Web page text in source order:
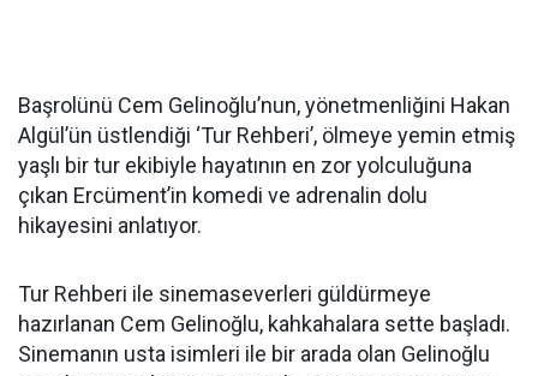
Başrolünü Cem Gelinoğlu’nun, yönetmenliğini Hakan
Algül’ün üstlendiği ‘Tur Rehberi’, ölmeye yemin etmiş
yaşlı bir tur ekibiyle hayatının en zor yolculuğuna
çıkan Ercüment’in komedi ve adrenalin dolu
hikayesini anlatıyor.
Tur Rehberi ile sinemaseverleri güldürmeye
hazırlanan Cem Gelinoğlu, kahkahalara sette başladı.
Sinemanın usta isimleri ile bir arada olan Gelinoğlu